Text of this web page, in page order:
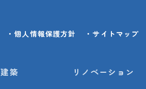
・個人情報保護方針 ・サイトマップ
建築 リノベーション